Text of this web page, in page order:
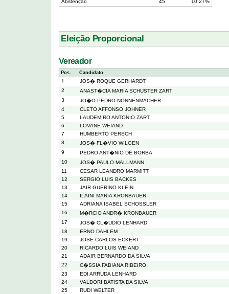
Abstenção
45 10.27%
Eleição Proporcional
Vereador
Pos. Candidato
1
JOS� ROQUE GERHARDT
2
ANAST�CIA MARIA SCHUSTER ZART
3
JO�O PEDRO NONNENMACHER
4
CLETO AFFONSO JOHNER
5
LAUDEMIRO ANTONIO ZART
6
LOVANE WEIAND
7
HUMBERTO PERSCH
8
JOS� FL�VIO WILGEN
9
PEDRO ANT�NIO DE BORBA
10
JOS� PAULO MALLMANN
11
CESAR LEANDRO MARMITT
12
SERGIO LUIS BACKES
13
JAIR GUERINO KLEIN
14
ILAINI MARIA KRONBAUER
15
ADRIANA ISABEL SCHOSSLER
16
M�RCIO ANDR� KRONBAUER
17
JOS� CL�UDIO LENHARD
18
ERNO DAHLEM
19
JOSE CARLOS ECKERT
20
RICARDO LUIS WEIAND
21
ADAIR BERNARDO DA SILVA
22
C�SSIA FABIANA RIBEIRO
23
EDI ARRUDA LENHARD
24
VALDORI BATISTA DA SILVA
25
RUDI WELTER